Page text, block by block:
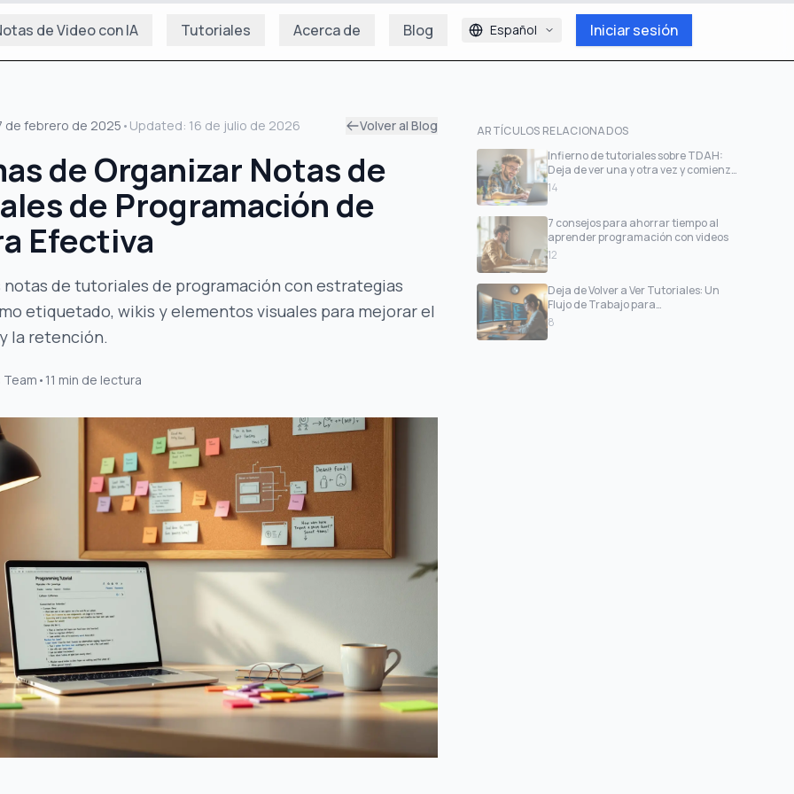
de Video con IA Tutoriales Acerca de Blog Español Iniciar sesión
de febrero de 2025 • Updated: 16 de julio de 2026 Volver al Blog
de Organizar Notas de
de Programación de
Efectiva
notas de tutoriales de programación con estrategias
etiquetado, wikis y elementos visuales para mejorar el
la retención.
• 11 min de lectura
ARTÍCULOS RELACIONADOS
Infierno de tutoriales sobre TDAH:
Deja de ver una y otra vez y comienza
a crear
14
7 consejos para ahorrar tiempo al
aprender programación con videos
12
Deja de Volver a Ver Tutoriales: Un
Flujo de Trabajo para
Desarrolladores
8